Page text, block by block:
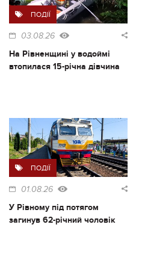
ПОДІЇ
03.08.26
На Рівненщині у водоймі
втопилася 15-річна дівчина
ПОДІЇ
01.08.26
У Рівному під потягом
загинув 62-річний чоловік